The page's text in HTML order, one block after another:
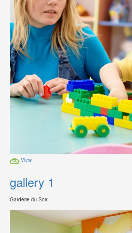
View
gallery 1
Garderie du Soir